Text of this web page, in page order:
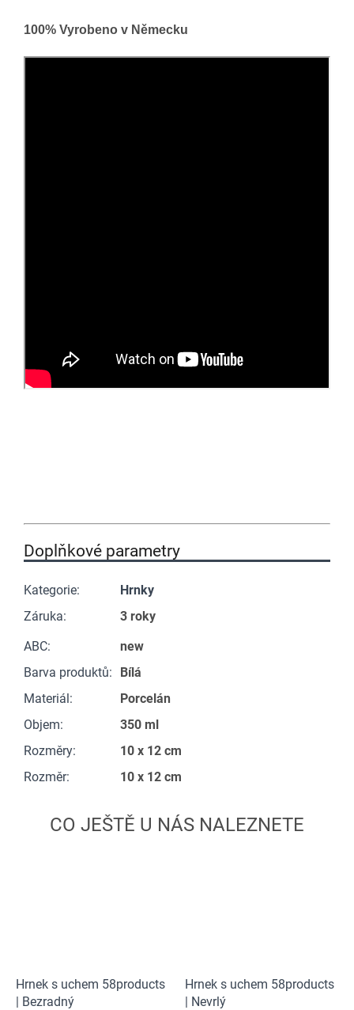
100% Vyrobeno v Německu
Doplňkové parametry
Kategorie:
Hrnky
Záruka:
3 roky
ABC:
new
Barva produktů:
Bílá
Materiál:
Porcelán
Objem:
350 ml
Rozměry:
10 x 12 cm
Rozměr: 10 x 12 cm
Hrnek s uchem 58products
| Bezradný
Hrnek s uchem 58products
| Nevrlý